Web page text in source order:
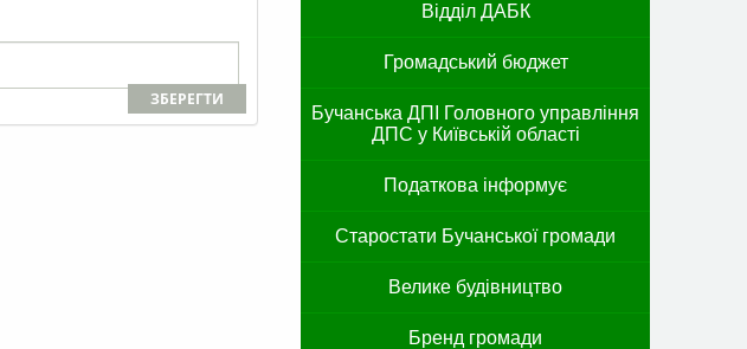
ЗБЕРЕГТИ
Відділ ДАБК
Громадський бюджет
Бучанська ДПІ Головного управління
ДПС у Київській області
Податкова інформує
Старостати Бучанської громади
Велике будівництво
Бренд громади